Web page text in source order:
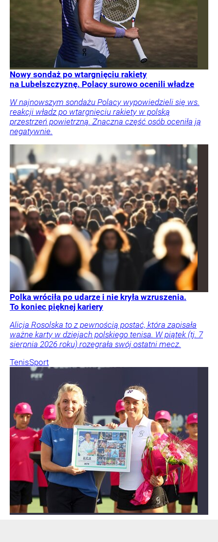
Nowy sondaż po wtargnięciu rakiety
na Lubelszczyznę. Polacy surowo ocenili władze
W najnowszym sondażu Polacy wypowiedzieli się ws.
reakcji władz po wtargnięciu rakiety w polską
przestrzeń powietrzną. Znaczna część osób oceniła ją
negatywnie.
Polka wróciła po udarze i nie kryła wzruszenia.
To koniec pięknej kariery
Alicja Rosolska to z pewnością postać, która zapisała
ważne karty w dziejach polskiego tenisa. W piątek (tj. 7
sierpnia 2026 roku) rozegrała swój ostatni mecz.
TenisSport